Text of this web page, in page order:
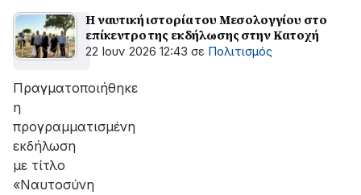
Η ναυτική ιστορία του Μεσολογγίου στο
επίκεντρο της εκδήλωσης στην Κατοχή
22 Ιουν 2026 12:43 σε Πολιτισμός
Πραγματοποιήθηκε
η
προγραμματισμένη
εκδήλωση
με τίτλο
«Ναυτοσύνη